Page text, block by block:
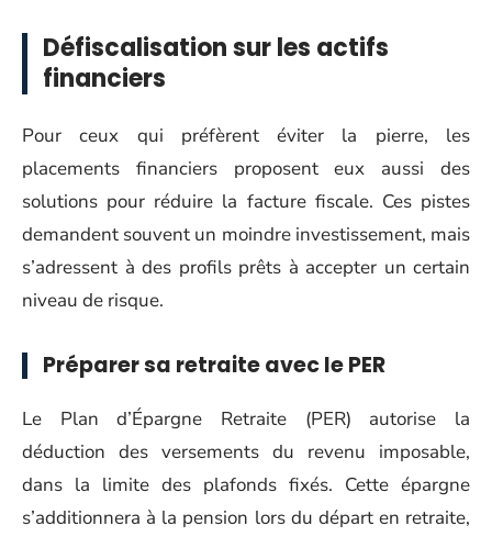
Défiscalisation sur les actifs
financiers
Pour ceux qui préfèrent éviter la pierre, les
placements financiers proposent eux aussi des
solutions pour réduire la facture fiscale. Ces pistes
demandent souvent un moindre investissement, mais
s’adressent à des profils prêts à accepter un certain
niveau de risque.
Préparer sa retraite avec le PER
Le Plan d’Épargne Retraite (PER) autorise la
déduction des versements du revenu imposable,
dans la limite des plafonds fixés. Cette épargne
s’additionnera à la pension lors du départ en retraite,